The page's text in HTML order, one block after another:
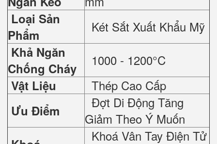
Loại Sản
Phẩm
Két Sắt Xuất Khẩu Mỹ
Khả Ngăn
Chống Cháy
1000 - 1200°C
Vật Liệu Thép Cao Cấp
Ưu Điểm
Đợt Di Động Tăng
Giảm Theo Ý Muốn
Khoá Vân Tay Điện Tử